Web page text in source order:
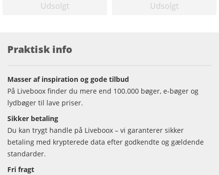
Udsolgt Udsolgt
Praktisk info
Masser af inspiration og gode tilbud
På Liveboox finder du mere end 100.000 bøger, e-bøger og
lydbøger til lave priser.
Sikker betaling
Du kan trygt handle på Liveboox – vi garanterer sikker
betaling med krypterede data efter godkendte og gældende
standarder.
Fri fragt